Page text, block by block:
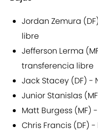
Jordan Zemura
libre
Jefferson Lerma
transferencia libre
Jack Stacey (DF)
Junior Stanislas
Matt Burgess (MF)
Chris Francis (DF)